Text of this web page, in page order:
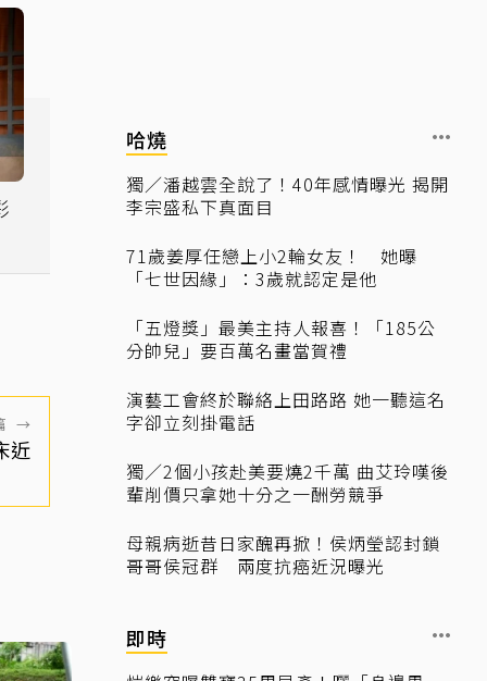
→
近
哈燒
獨／潘越雲全說了！40年感情曝光 揭開
李宗盛私下真面目
71歲姜厚任戀上小2輪女友！ 她曝
「七世因緣」：3歲就認定是他
「五燈獎」最美主持人報喜！「185公
分帥兒」要百萬名畫當賀禮
演藝工會終於聯絡上田路路 她一聽這名
字卻立刻掛電話
獨／2個小孩赴美要燒2千萬 曲艾玲嘆後
輩削價只拿她十分之一酬勞競爭
母親病逝昔日家醜再掀！侯炳瑩認封鎖
哥哥侯冠群 兩度抗癌近況曝光
即時